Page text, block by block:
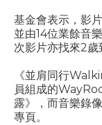
基金會表示，影
並由14位業餘音
次影片亦找來2歲
《並肩同行
員組成的
露》，而音樂錄
專頁。